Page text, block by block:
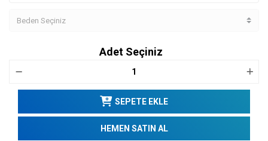
Adet Seçiniz
SEPETE EKLE
HEMEN SATIN AL